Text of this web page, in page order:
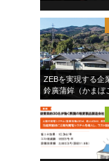
ZEBを実現する
鈴廣蒲鉾（かまぼ